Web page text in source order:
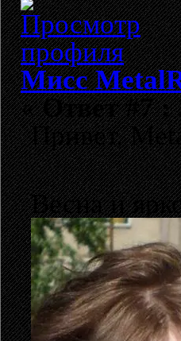
Мисс
«Ответ #7 :
Привет,
Весна и